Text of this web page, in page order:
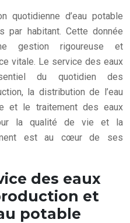
quotidienne d’eau potable
par habitant. Cette donnée
gestion rigoureuse et
vitale. Le service des eaux
du quotidien des
la distribution de l’eau
et le traitement des eaux
la qualité de vie et la
est au cœur de ses
des eaux
et
potable